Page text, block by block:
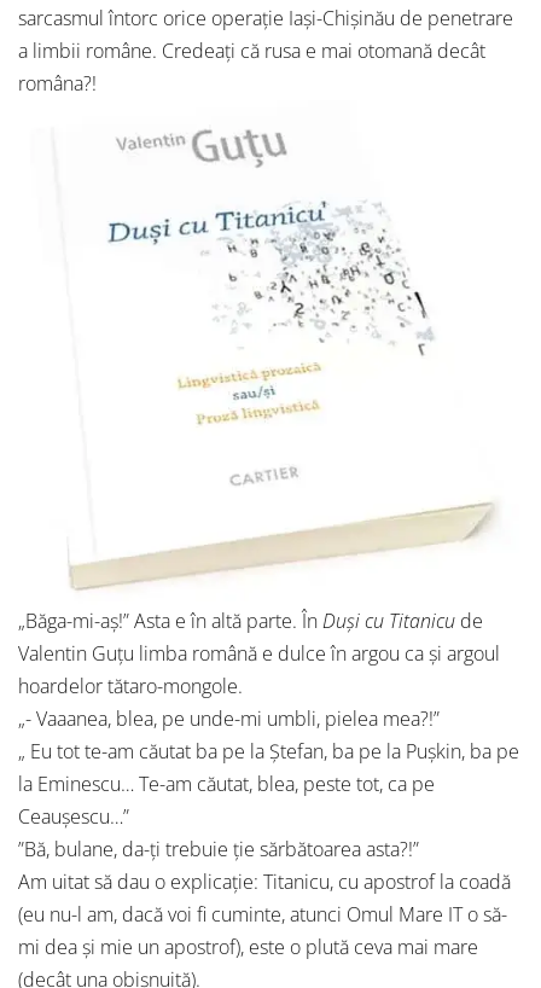
sarcasmul întorc orice operație Iași-Chișinău de penetrare
a limbii române. Credeați că rusa e mai otomană decât
româna?!
„Băga-mi-aș!” Asta e în altă parte. ÎnDuși cu Titanicu de
Valentin Guțu limba română e dulce în argou ca și argoul
hoardelor tătaro-mongole.
„- Vaaanea, blea, pe unde-mi umbli, pielea mea?!”
„ Eu tot te-am căutat ba pe la Ștefan, ba pe la Pușkin, ba pe
la Eminescu… Te-am căutat, blea, peste tot, ca pe
Ceaușescu…”
”Bă, bulane, da-ți trebuie ție sărbătoarea asta?!”
Am uitat să dau o explicație: Titanicu, cu apostrof la coadă
(eu nu-l am, dacă voi fi cuminte, atunci Omul Mare IT o să-
mi dea și mie un apostrof), este o plută ceva mai mare
(decât una obișnuită).